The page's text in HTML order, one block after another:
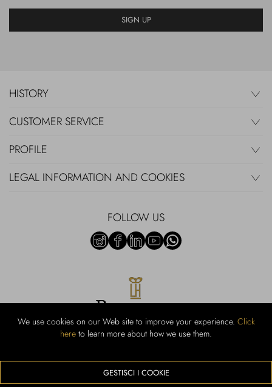
We use cookies on our Web site to improve your experience. Click
here to learn more about how we use them.
GESTISCI I COOKIE
SIGN UP
HISTORY
CUSTOMER SERVICE
PROFILE
LEGAL INFORMATION AND COOKIES
FOLLOW US
Rubinacci S.r.l.: Viale Gramsci, 15 - 80122 Naples - P.Iva 00436210637 -